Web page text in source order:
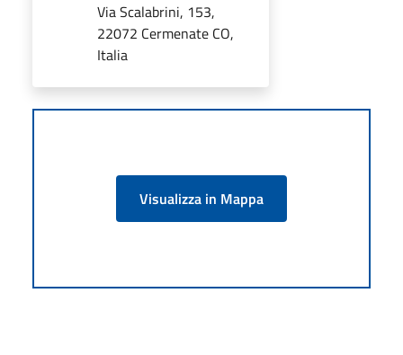
Via Scalabrini, 153,
22072 Cermenate CO,
Italia
Visualizza in Mappa